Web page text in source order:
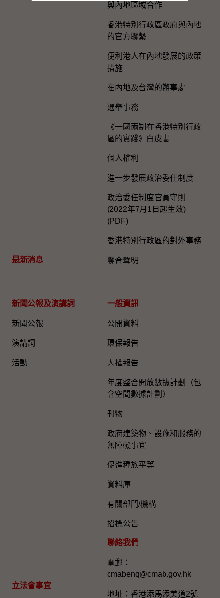
最新消息
與內地區域合作
香港特別行政區政府與內地
的官方聯繫
便利港人在內地發展的政策
措施
在內地及台灣的辦事處
選舉事務
《一國兩制在香港特別行政
區的實踐》白皮書
個人權利
進一步發展政治委任制度
政治委任制度官員守則
(2022年7月1日起生效)
(PDF)
香港特別行政區的對外事務
聯合聲明
新聞公報及演講詞
新聞公報
演講詞
活動
立法會事宜
一般資訊​
公開資料
環保報告
人權報告
年度整合開放數據計劃（包
含空間數據計劃）
刊物
政府建築物、設施和服務的
無障礙事宜
促進種族平等
資料庫
有關部門/機構
招標公告
聯絡我們
電郵：
cmabenq@cmab.gov.hk​
地址：香港添馬添美道2號